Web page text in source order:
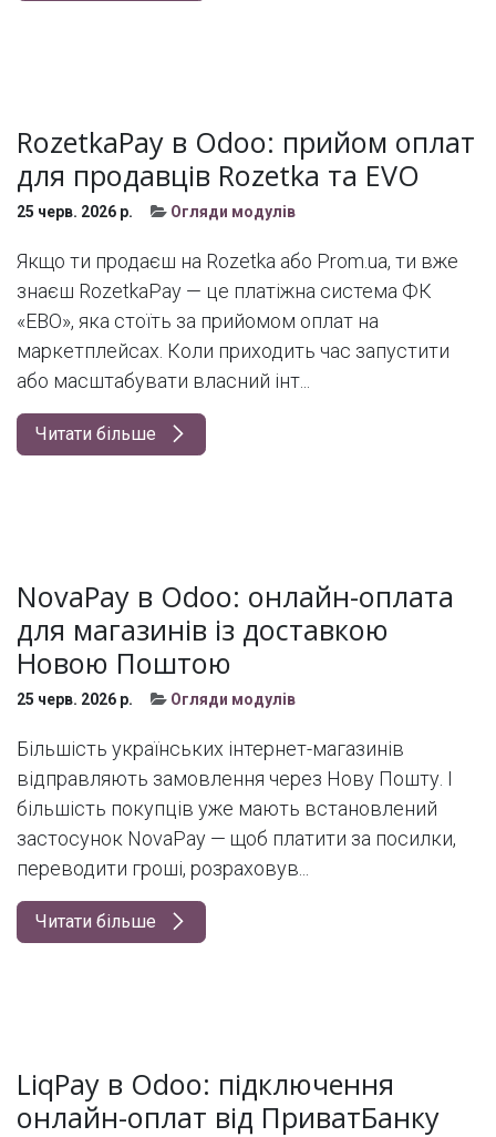
RozetkaPay в Odoo: прийом оплат
для продавців Rozetka та EVO
25 черв. 2026 р. Огляди модулів
Якщо ти продаєш на Rozetka або Prom.ua, ти вже
знаєш RozetkaPay — це платіжна система ФК
«ЕВО», яка стоїть за прийомом оплат на
маркетплейсах. Коли приходить час запустити
або масштабувати власний інт...
Читати більше
NovaPay в Odoo: онлайн-оплата
для магазинів із доставкою
Новою Поштою
25 черв. 2026 р. Огляди модулів
Більшість українських інтернет-магазинів
відправляють замовлення через Нову Пошту. І
більшість покупців уже мають встановлений
застосунок NovaPay — щоб платити за посилки,
переводити гроші, розраховув...
Читати більше
LiqPay в Odoo: підключення
онлайн-оплат від ПриватБанку